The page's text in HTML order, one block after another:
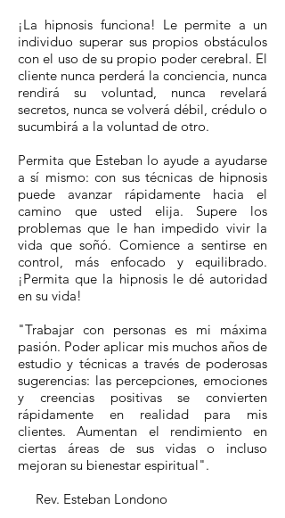
¡La hipnosis funciona! Le permite a un
individuo superar sus propios obstáculos
con el uso de su propio poder cerebral. El
cliente nunca perderá la conciencia, nunca
rendirá su voluntad, nunca revelará
secretos, nunca se volverá débil, crédulo o
sucumbirá a la voluntad de otro.
Permita que Esteban lo ayude a ayudarse
a sí mismo: con sus técnicas de hipnosis
puede avanzar rápidamente hacia el
camino que usted elija. Supere los
problemas que le han impedido vivir la
vida que soñó. Comience a sentirse en
control, más enfocado y equilibrado.
¡Permita que la hipnosis le dé autoridad
en su vida!
"Trabajar con personas es mi máxima
pasión. Poder aplicar mis muchos años de
estudio y técnicas a través de poderosas
sugerencias: las percepciones, emociones
y creencias positivas se convierten
rápidamente en realidad para mis
clientes. Aumentan el rendimiento en
ciertas áreas de sus vidas o incluso
mejoran su bienestar espiritual".
Rev. Esteban Londono